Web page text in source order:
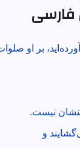
فارسی
بر او
نيست.
و